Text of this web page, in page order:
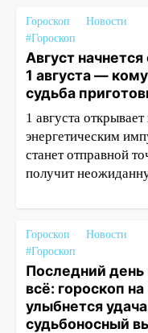
Гороскоп
Новости
#Гороскоп
Август
1 августа —
судьба
1 августа
энергетическим
станет отправной
получит
Гороскоп
Новости
#Гороскоп
Последний
всё: гороскоп
улыбнется
судьбоносный